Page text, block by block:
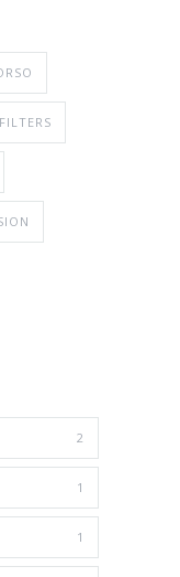
FILTERS
2
1
1